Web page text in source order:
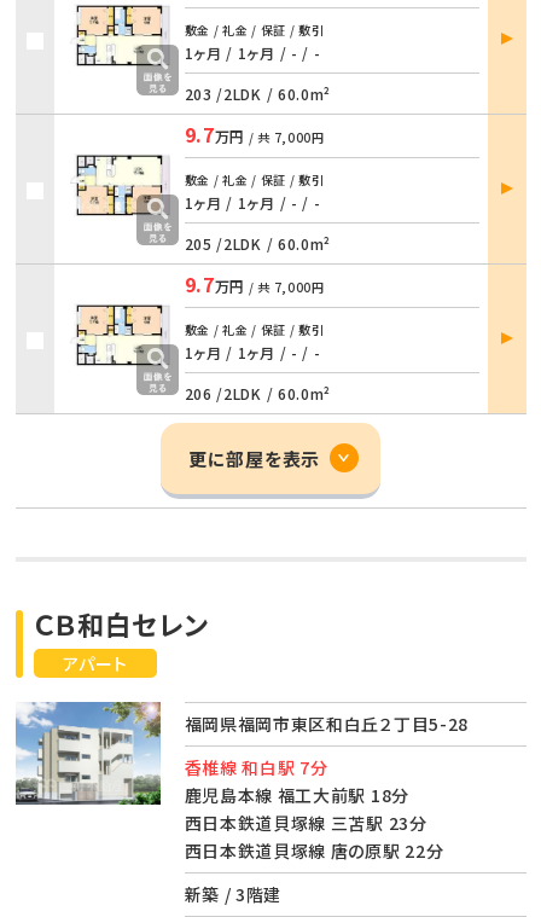
敷金 / 礼金 / 保証 / 敷引
1ヶ月 / 1ヶ月 / - / -
203 /2LDK / 60.0m²
部屋
詳細
9.7万円 / 共 7,000円
敷金 / 礼金 / 保証 / 敷引
1ヶ月 / 1ヶ月 / - / -
205 /2LDK / 60.0m²
部屋
詳細
9.7万円 / 共 7,000円
敷金 / 礼金 / 保証 / 敷引
1ヶ月 / 1ヶ月 / - / -
206 /2LDK / 60.0m²
部屋
詳細
更に部屋を表示
アパート
ＣＢ和白セレン
福岡県福岡市東区和白丘２丁目5-28
香椎線 和白駅 7分
鹿児島本線 福工大前駅 18分
西日本鉄道貝塚線 三苫駅 23分
西日本鉄道貝塚線 唐の原駅 22分
新築 / 3階建